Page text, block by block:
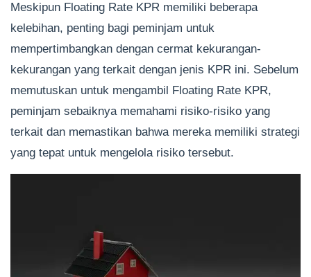
Meskipun Floating Rate KPR memiliki beberapa
kelebihan, penting bagi peminjam untuk
mempertimbangkan dengan cermat kekurangan-
kekurangan yang terkait dengan jenis KPR ini. Sebelum
memutuskan untuk mengambil Floating Rate KPR,
peminjam sebaiknya memahami risiko-risiko yang
terkait dan memastikan bahwa mereka memiliki strategi
yang tepat untuk mengelola risiko tersebut.